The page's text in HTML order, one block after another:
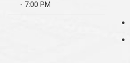
- 7:00 PM